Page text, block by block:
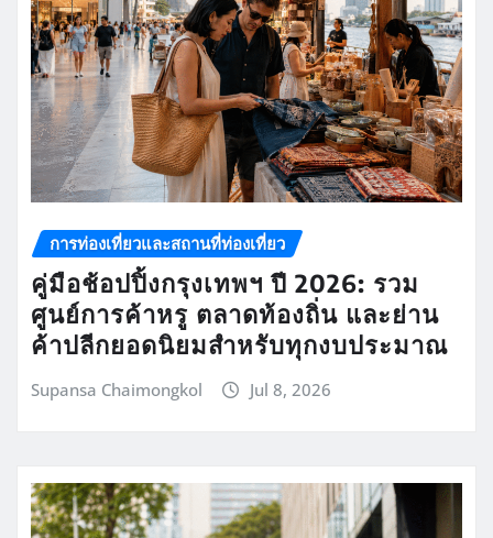
การท่องเที่ยวและสถานที่ท่องเที่ยว
คู่มือช้อปปิ้งกรุงเทพฯ ปี 2026: รวม
ศูนย์การค้าหรู ตลาดท้องถิ่น และย่าน
ค้าปลีกยอดนิยมสำหรับทุกงบประมาณ
Supansa Chaimongkol Jul 8, 2026